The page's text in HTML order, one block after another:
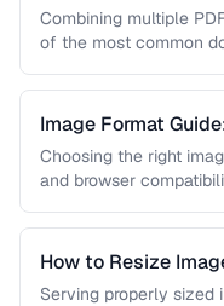
Combining multiple
of the most common
Image Format
AVIF
Choosing the right
and browser
How to Resize
Quality
Serving properly sized